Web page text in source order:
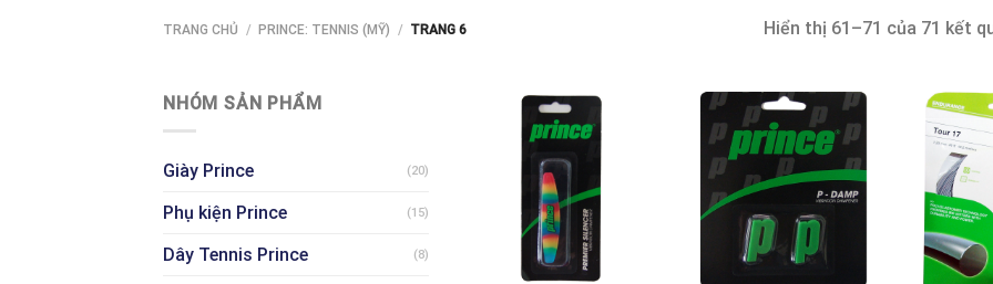
TRANG CHỦ / PRINCE: TENNIS (MỸ) / TRANG 6 Hiển thị 61–71 của 71 kết
NHÓM SẢN PHẨM
Giày Prince (20)
Phụ kiện Prince (15)
Dây Tennis Prince (8)